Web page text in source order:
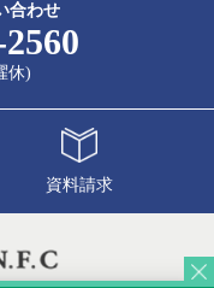
合わせ
休)
資料請求